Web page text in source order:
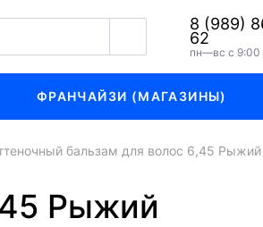
8 (989)
62
пн—вс с 9:00
ФРАНЧАЙЗИ (МАГАЗИНЫ)
бальзам для волос 6,45 Рыжий
Рыжий